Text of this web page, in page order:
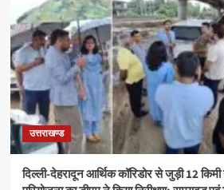
उत्तराखण्ड
दिल्ली-देहरादून आर्थिक कॉरिडोर से जुड़ी 12 किमी